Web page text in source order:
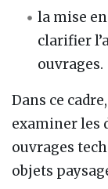
la mise
clarifier
ouvrages.
Dans ce
examiner les
ouvrages
objets